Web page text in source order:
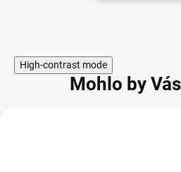
High-contrast mode
Mohlo by